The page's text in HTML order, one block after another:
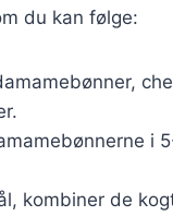
du kan følge:
i
kombiner de